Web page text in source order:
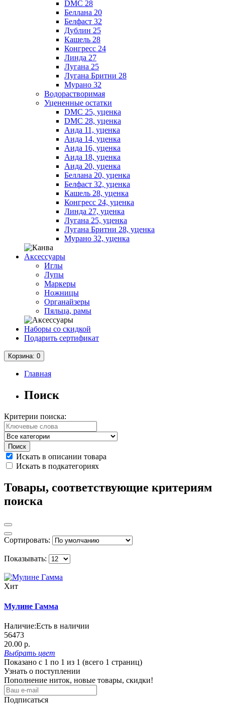
DMC 28
Беллана 20
Белфаст 32
Дублин 25
Кашель 28
Конгресс 24
Линда 27
Лугана 25
Лугана Бритни 28
Мурано 32
Водорастворимая
Уцененные остатки
DMC 25, уценка
DMC 28, уценка
Аида 11, уценка
Аида 14, уценка
Аида 16, уценка
Аида 18, уценка
Аида 20, уценка
Беллана 20, уценка
Белфаст 32, уценка
Кашель 28, уценка
Конгресс 24, уценка
Линда 27, уценка
Лугана 25, уценка
Лугана Бритни 28, уценка
Мурано 32, уценка
Аксессуары
Иглы
Лупы
Маркеры
Ножницы
Органайзеры
Пяльца, рамы
Наборы со скидкой
Подарить сертификат
Корзина: 0
Главная
Поиск
Критерии поиска:
Искать в описании товара
Искать в подкатегориях
Товары, соответствующие критериям
поиска
Сортировать:
Показывать:
Хит
Мулине Гамма
Наличие:Есть в наличии
56473
20.00 р.
Выбрать цвет
Показано с 1 по 1 из 1 (всего 1 страниц)
Узнать о поступлении
Пополнение ниток, новые товары, скидки!
Подписаться